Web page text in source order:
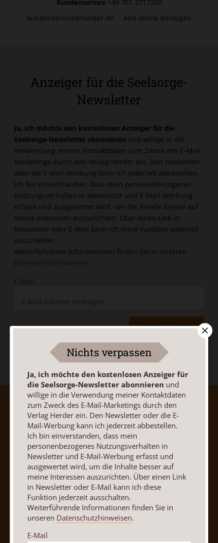
Kundenservice +49 761 2717200
kundenservice@herder.de
Abo online kündigen
Anzeiger für die Seelsorge-
Newsletter
Ja, ich möchte den kostenlosen Anzeiger für die
Seelsorge-Newsletter abonnieren und willige in die
Verwendung meiner Kontaktdaten zum Zweck des E-Mail-
Marketings durch den Verlag Herder ein. Den Newsletter
oder die E-Mail-Werbung kann ich jederzeit abbestellen.
Ich bin einverstanden, dass mein personenbezogenes
Nutzungsverhalten in Newsletter und E-Mail-Werbung
erfasst und ausgewertet wird, um die Inhalte besser auf
meine Interessen auszurichten. Über einen Link in
Newsletter oder E-Mail kann ich diese Funktion jederzeit
ausschalten.
Weiterführende Informationen finden Sie in unseren
Datenschutzhinweisen
E-Mail
Jetzt anmelden
AGB und Widerrufsbelehrung
Datenschutz
Barrierefreiheit
Impressum
Vertrag widerrufen Abo online kündigen
Nichts verpassen
Ja, ich möchte den kostenlosen Anzeiger für
die Seelsorge-Newsletter abonnieren und
willige in die Verwendung meiner Kontaktdaten
zum Zweck des E-Mail-Marketings durch den
Verlag Herder ein. Den Newsletter oder die E-
Mail-Werbung kann ich jederzeit abbestellen.
Ich bin einverstanden, dass mein
personenbezogenes Nutzungsverhalten in
Newsletter und E-Mail-Werbung erfasst und
ausgewertet wird, um die Inhalte besser auf
meine Interessen auszurichten. Über einen Link
in Newsletter oder E-Mail kann ich diese
Funktion jederzeit ausschalten.
Weiterführende Informationen finden Sie in
unseren Datenschutzhinweisen.
E-Mail